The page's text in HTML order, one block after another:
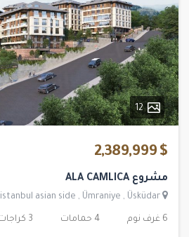
12
$ 2,389,999
مشروع ALA CAMLICA
istanbul asian side , Ümraniye , Üsküdar
6 غرف نوم 4 حمامات 3 كراجات